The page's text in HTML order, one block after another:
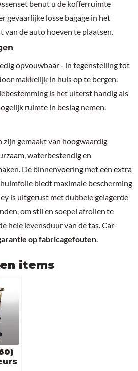
benut u de kofferruimte
gevaarlijke losse bagage in het
van de auto hoeven te plaatsen.
opvouwbaar - in tegenstelling tot
makkelijk in huis op te bergen.
is het uiterst handig als
ruimte in beslag nemen.
zijn gemaakt van hoogwaardig
waterbestendig en
De binnenvoering met een extra
biedt maximale bescherming
is uitgerust met dubbele gelagerde
om stil en soepel afrollen te
hele levensduur van de tas. Car-
op fabricagefouten.
items